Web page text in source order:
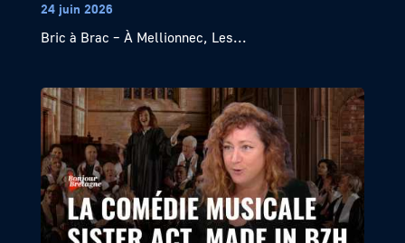
24 juin 2026
Bric à Brac – À Mellionnec, Les...